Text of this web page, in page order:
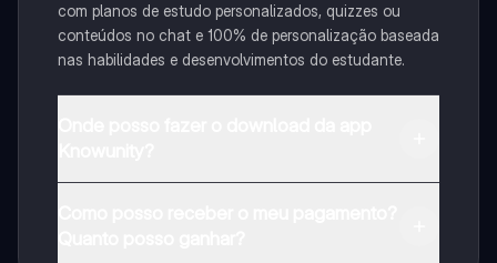
com planos de estudo personalizados, quizzes ou
conteúdos no chat e 100% de personalização baseada
nas habilidades e desenvolvimentos do estudante.